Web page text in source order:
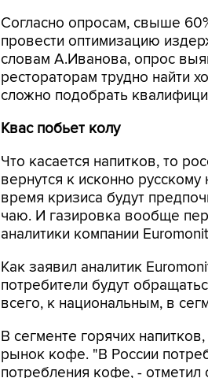
Согласно опросам, свыше
провести оптимизацию
словам А.Иванова, опрос
рестораторам трудно найти
сложно подобрать
Квас побьет колу
Что касается напитков, то
вернутся к исконно
время кризиса будут
чаю. И газировка вообще
аналитики компании
Как заявил аналитик
потребители будут
всего, к национальным, в
В сегменте горячих
рынок кофе. "В России
потребления кофе, - отметил